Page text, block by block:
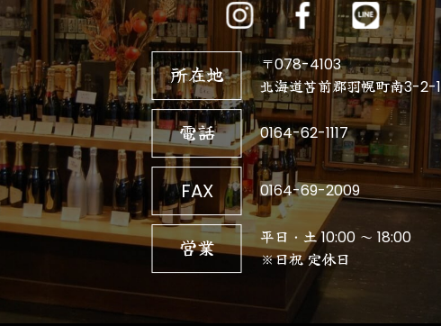
所在地
〒078-4103
北海道苫前郡羽幌町南3-2-1
電話 0164-62-1117
FAX 0164-69-2009
営業
平日・土 10:00 ～ 18:00
※日祝 定休日